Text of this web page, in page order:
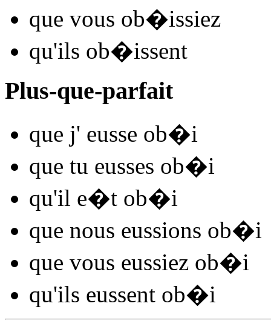
que vous ob�issiez
qu'ils ob�issent
Plus-que-parfait
que j' eusse ob�i
que tu eusses ob�i
qu'il e�t ob�i
que nous eussions ob�i
que vous eussiez ob�i
qu'ils eussent ob�i